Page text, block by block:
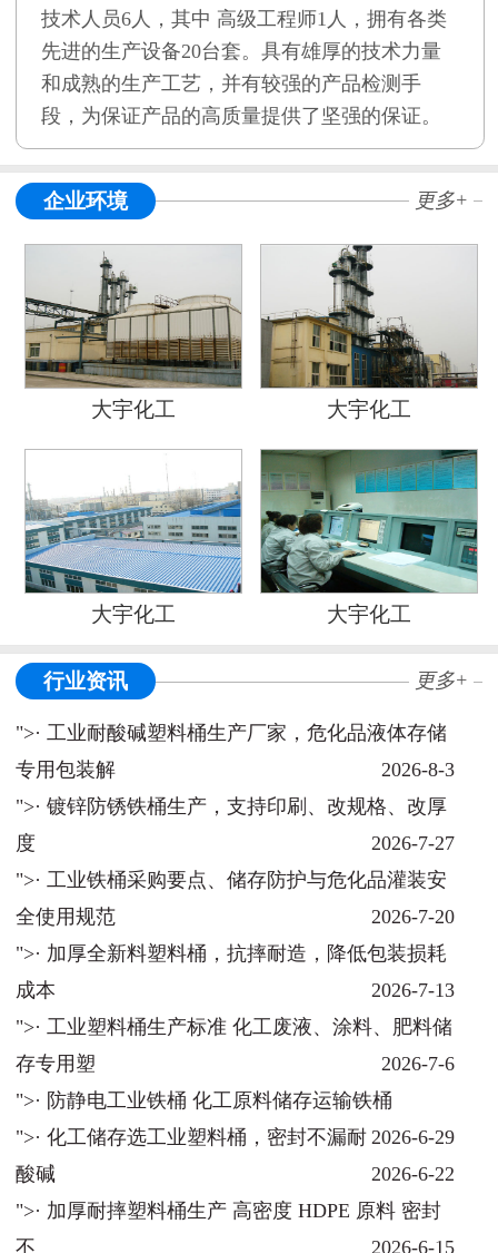
技术人员6人，其中 高级工程师1人，拥有各类
先进的生产设备20台套。具有雄厚的技术力量
和成熟的生产工艺，并有较强的产品检测手
段，为保证产品的高质量提供了坚强的保证。
企业环境 更多+
大宇化工 大宇化工
大宇化工 大宇化工
行业资讯 更多+
">· 工业耐酸碱塑料桶生产厂家，危化品液体存储
专用包装解
2026-8-3
">· 镀锌防锈铁桶生产，支持印刷、改规格、改厚
度
2026-7-27
">· 工业铁桶采购要点、储存防护与危化品灌装安
全使用规范
2026-7-20
">· 加厚全新料塑料桶，抗摔耐造，降低包装损耗
成本
2026-7-13
">· 工业塑料桶生产标准 化工废液、涂料、肥料储
存专用塑
2026-7-6
">· 防静电工业铁桶 化工原料储存运输铁桶
2026-6-29
">· 化工储存选工业塑料桶，密封不漏耐
酸碱
2026-6-22
">· 加厚耐摔塑料桶生产 高密度 HDPE 原料 密封
不
2026-6-15